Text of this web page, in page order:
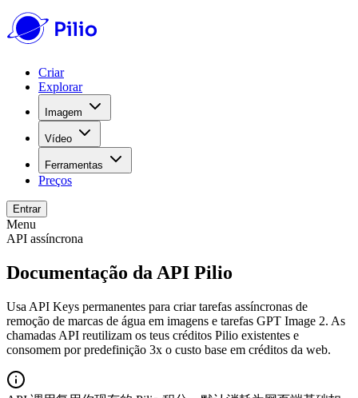
Criar
Explorar
Imagem
Vídeo
Ferramentas
Preços
Entrar
Menu
API assíncrona
Documentação da API Pilio
Usa API Keys permanentes para criar tarefas assíncronas de
remoção de marcas de água em imagens e tarefas GPT Image 2. As
chamadas API reutilizam os teus créditos Pilio existentes e
consomem por predefinição 3x o custo base em créditos da web.